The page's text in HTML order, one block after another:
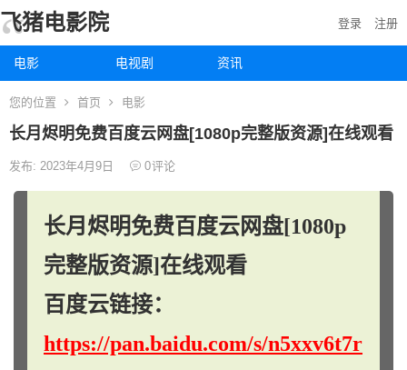
飞猪电影院
电影 电视剧 资讯
登录 注册
您的位置 首页 电影
长月烬明免费百度云网盘[1080p完整版资源]在线观看
发布: 2023年4月9日 0评论
长月烬明免费百度云网盘[1080p
完整版资源]在线观看
百度云链接：
https://pan.baidu.com/s/n5xxv6t7r